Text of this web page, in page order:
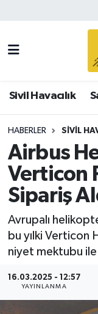
Sivil Havacılık
HABERLER SIVIL
Airbus
Verticon
Sipariş
Avrupalı
bu yılki Verticon
niyet mektubu ile
16.03.2025 - 12:57
YAYINLANMA